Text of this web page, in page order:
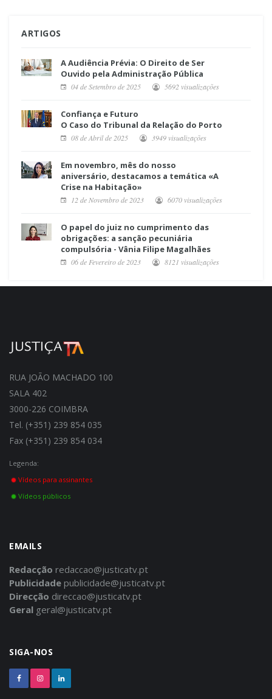
ARTIGOS
A Audiência Prévia: O Direito de Ser
Ouvido pela Administração Pública
04 de Setembro de 2025 5692 visualizações
Confiança e Futuro
O Caso do Tribunal da Relação do Porto
08 de Abril de 2025 3949 visualizações
Em novembro, mês do nosso
aniversário, destacamos a temática «A
Crise na Habitação»
12 de Novembro de 2023 6070 visualizações
O papel do juiz no cumprimento das
obrigações: a sanção pecuniária
compulsória - Vânia Filipe Magalhães
06 de Fevereiro de 2023 8121 visualizações
RUA JOÃO MACHADO 100
SALA 402
3000-226 COIMBRA
Tel. (+351) 239 854 035
Fax (+351) 239 854 034
Legenda:
Vídeos para assinantes
Vídeos públicos
EMAILS
Redacção redaccao@justicatv.pt
Publicidade publicidade@justicatv.pt
Direcção direccao@justicatv.pt
Geral geral@justicatv.pt
SIGA-NOS